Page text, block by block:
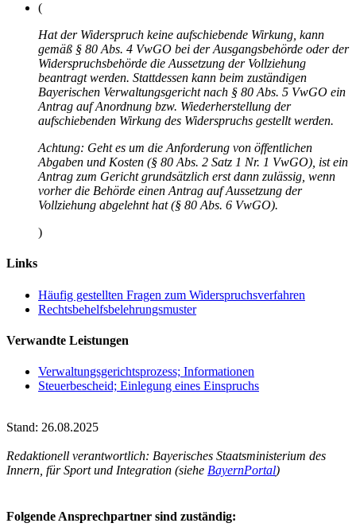
(
Hat der Widerspruch keine aufschiebende Wirkung, kann
gemäß § 80 Abs. 4 VwGO bei der Ausgangsbehörde oder der
Widerspruchsbehörde die Aussetzung der Vollziehung
beantragt werden. Stattdessen kann beim zuständigen
Bayerischen Verwaltungsgericht nach § 80 Abs. 5 VwGO ein
Antrag auf Anordnung bzw. Wiederherstellung der
aufschiebenden Wirkung des Widerspruchs gestellt werden.
Achtung: Geht es um die Anforderung von öffentlichen
Abgaben und Kosten (§ 80 Abs. 2 Satz 1 Nr. 1 VwGO), ist ein
Antrag zum Gericht grundsätzlich erst dann zulässig, wenn
vorher die Behörde einen Antrag auf Aussetzung der
Vollziehung abgelehnt hat (§ 80 Abs. 6 VwGO).
)
Links
Häufig gestellten Fragen zum Widerspruchsverfahren
Rechtsbehelfsbelehrungsmuster
Verwandte Leistungen
Verwaltungsgerichtsprozess; Informationen
Steuerbescheid; Einlegung eines Einspruchs
Stand: 26.08.2025
Redaktionell verantwortlich: Bayerisches Staatsministerium des
Innern, für Sport und Integration (siehe BayernPortal)
Folgende Ansprechpartner sind zuständig: